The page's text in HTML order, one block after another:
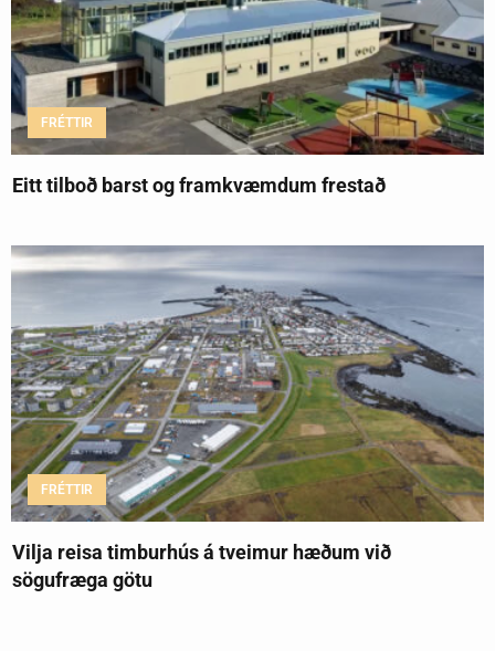
FRÉTTIR
Eitt tilboð barst og framkvæmdum frestað
FRÉTTIR
Vilja reisa timburhús á tveimur hæðum við
sögufræga götu